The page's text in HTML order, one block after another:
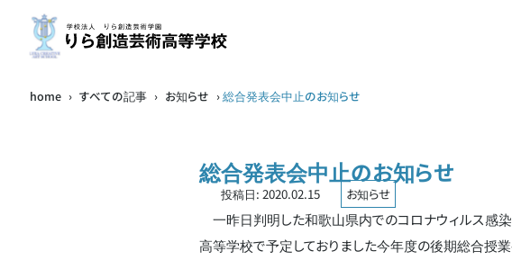
home › すべての記事 › お知らせ ›総合発表会中止のお知らせ
総合発表会中止のお知らせ
投稿日: 2020.02.15 お知らせ
一昨日判明した和歌山県内でのコロナウィルス感
高等学校で予定しておりました今年度の後期総合授